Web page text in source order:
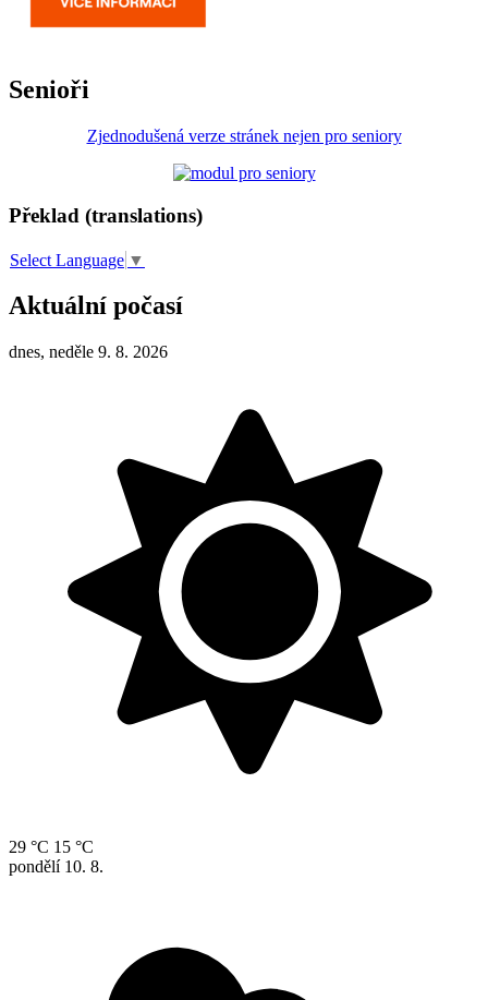
Senioři
Zjednodušená verze stránek nejen pro seniory
Překlad (translations)
Select Language ▼
Aktuální počasí
dnes, neděle 9. 8. 2026
29 °C 15 °C
pondělí 10. 8.